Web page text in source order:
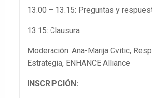
13.00 – 13.15: Preguntas y
13.15: Clausura
Moderación: Ana-Marija Cvitic,
Estrategia, ENHANCE Alliance
INSCRIPCIÓN: